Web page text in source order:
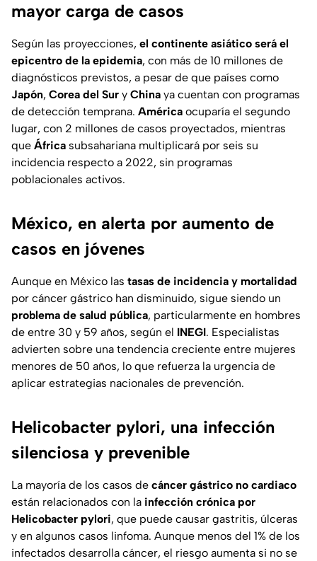
mayor carga de casos
Según las proyecciones, el continente asiático será el
epicentro de la epidemia, con más de 10 millones de
diagnósticos previstos, a pesar de que países como
Japón, Corea del Sur y China ya cuentan con programas
de detección temprana. América ocuparía el segundo
lugar, con 2 millones de casos proyectados, mientras
que África subsahariana multiplicará por seis su
incidencia respecto a 2022, sin programas
poblacionales activos.
México, en alerta por aumento de
casos en jóvenes
Aunque en México las tasas de incidencia y mortalidad
por cáncer gástrico han disminuido, sigue siendo un
problema de salud pública, particularmente en hombres
de entre 30 y 59 años, según el INEGI. Especialistas
advierten sobre una tendencia creciente entre mujeres
menores de 50 años, lo que refuerza la urgencia de
aplicar estrategias nacionales de prevención.
Helicobacter pylori, una infección
silenciosa y prevenible
La mayoría de los casos de cáncer gástrico no cardiaco
están relacionados con la infección crónica por
Helicobacter pylori, que puede causar gastritis, úlceras
y en algunos casos linfoma. Aunque menos del 1% de los
infectados desarrolla cáncer, el riesgo aumenta si no se